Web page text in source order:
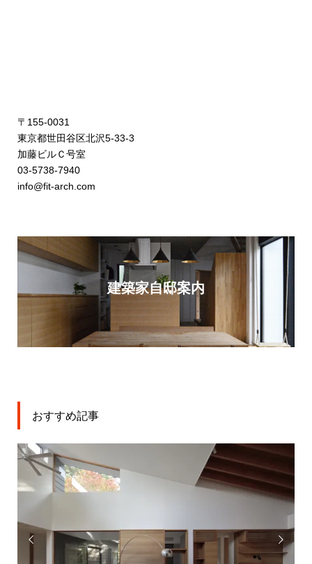
〒155-0031
東京都世田谷区北沢5-33-3
加藤ビルＣ号室
03-5738-7940
info@fit-arch.com
建築家自邸案内
おすすめ記事
 